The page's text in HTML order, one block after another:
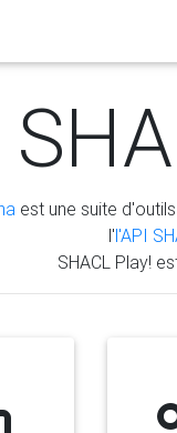
est une suite
l'l'API
SHACL Play!